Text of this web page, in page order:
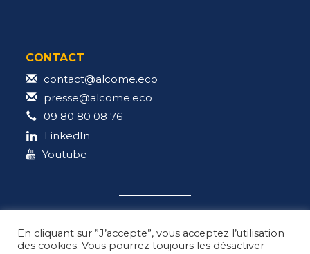
CONTACT
contact@alcome.eco
presse@alcome.eco
09 80 80 08 76
LinkedIn
Youtube
En cliquant sur ”J’accepte”, vous acceptez l’utilisation
des cookies. Vous pourrez toujours les désactiver